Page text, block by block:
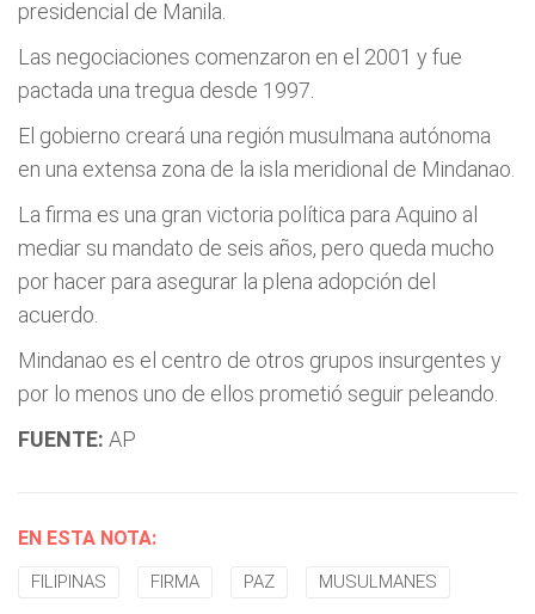
presidencial de Manila.
Las negociaciones comenzaron en el 2001 y fue
pactada una tregua desde 1997.
El gobierno creará una región musulmana autónoma
en una extensa zona de la isla meridional de Mindanao.
La firma es una gran victoria política para Aquino al
mediar su mandato de seis años, pero queda mucho
por hacer para asegurar la plena adopción del
acuerdo.
Mindanao es el centro de otros grupos insurgentes y
por lo menos uno de ellos prometió seguir peleando.
FUENTE: AP
EN ESTA NOTA:
FILIPINAS FIRMA PAZ MUSULMANES